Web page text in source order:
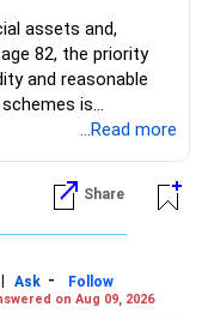
assets and,
82, the priority
and reasonable
is
performed well
...Read more
Share
| Ask -
Follow
on Aug 09, 2026